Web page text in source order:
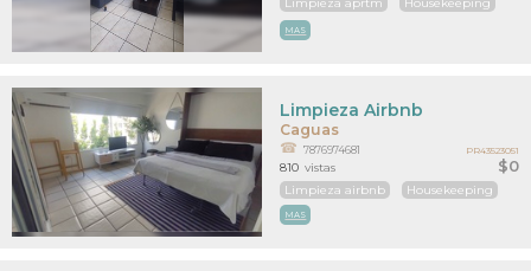
Limpieza aprtm Housekeeping
MAS
Caguas
$0
Limpieza Airbnb
7876974681
Limpieza airbnb Housekeeping
MAS
810 vistas
PR43523051